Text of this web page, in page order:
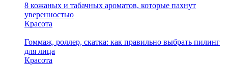
8 кожаных и табачных ароматов, которые пахнут
уверенностью
Красота
Гоммаж, роллер, скатка: как правильно выбрать пилинг
для лица
Красота